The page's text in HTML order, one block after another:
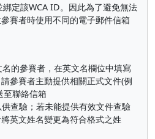
定該WCA ID。因此為了避免無法
賽者時使用不同的電子郵件信箱
名的參賽者，在英文名欄位中填寫
參賽者主動提供相關正式文件(例
至聯絡信箱
供查驗；若未能提供有效文件查驗
英文姓名變更為符合格式之姓